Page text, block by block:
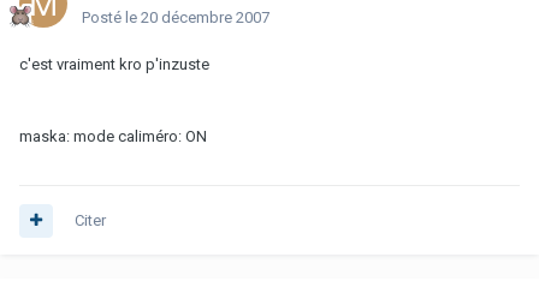
Posté le 20 décembre 2007
c'est vraiment kro p'inzuste
maska: mode caliméro: ON
Citer